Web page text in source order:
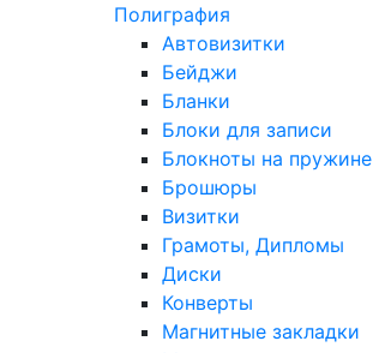
Полиграфия
Автовизитки
Бейджи
Бланки
Блоки для записи
Блокноты на пружине
Брошюры
Визитки
Грамоты, Дипломы
Диски
Конверты
Магнитные закладки